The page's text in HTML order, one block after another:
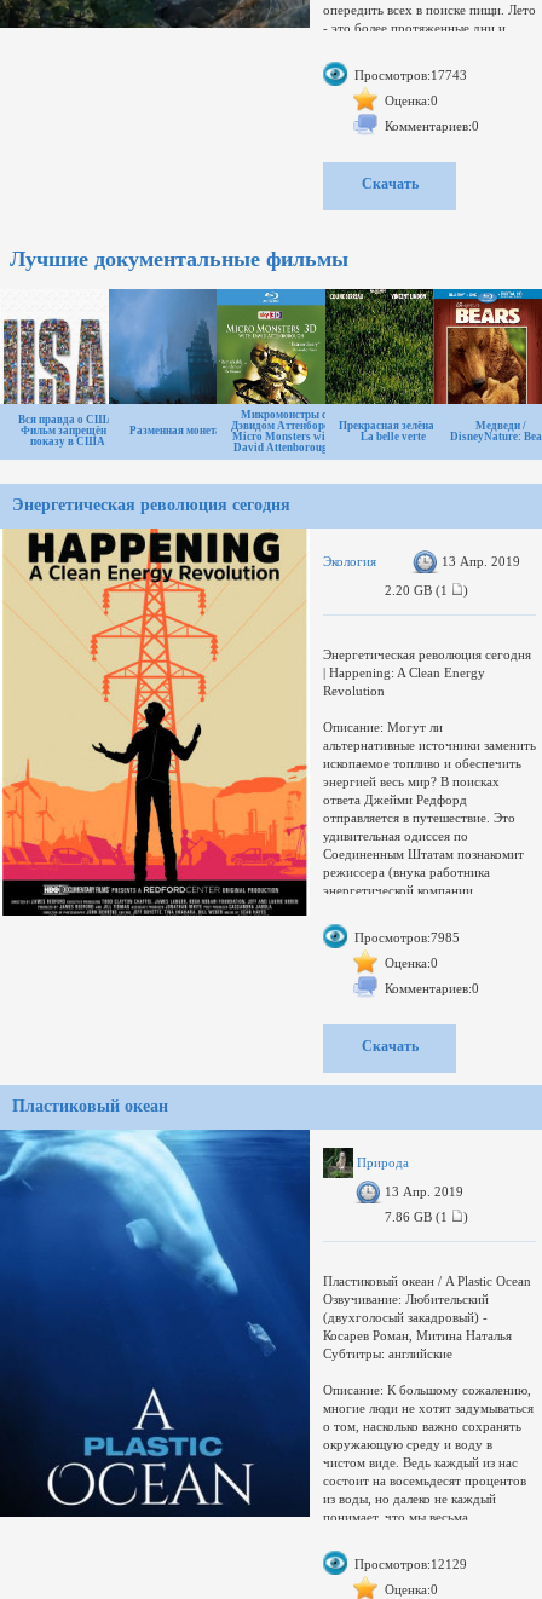
опередить всех в поиске пищи. Лето
- это более протяженные дни и
не всем так легко выжить под
палящим солнцем. Осень - это
период наибольших изменений, а
также последний шанс для
разведения и выращивания
волшебное, но и трудное время,
когда животные ищут любые
https://yadi.sk/i/hX9PPuEt3ZGqqiТип
Просмотров:17743
Оценка:0
Комментариев:0
Скачать
Лучшие документальные фильмы
Вся правда о США.
Фильм запрещён к
показу в США
Разменная монета
Микромонстры с
Дэвидом Аттенборо /
Micro Monsters with
David Attenborough
Прекрасная зелёная /
La belle verte
Медведи /
DisneyNature:
Энергетическая революция сегодня
Экология
13 Апр. 2019
2.20 GB (1
)
Энергетическая революция сегодня
| Happening: A Clean Energy
Revolution
Описание: Могут ли
альтернативные источники заменить
ископаемое топливо и обеспечить
энергией весь мир? В поисках
ответа Джейми Редфорд
отправляется в путешествие. Это
удивительная одиссея по
Соединенным Штатам познакомит
режиссера (внука работника
энергетической компании
Редфорда, известного актера,
защитника окружающей среды) и
нас с предпринимателями,
общественными деятелями и
обычными гражданами, которые
энергетических решений. Несмотря
на часто не самые благоприятные
создавать новые рабочие места, при
этом неплохо зарабатывать и делать
жизнь американцев здоровее.
Документальный фильм
реалистично и доступно, на
примерах объясняет новаторские
светлое будущее.
Контейнер:
Просмотров:7985
Оценка:0
Комментариев:0
Скачать
Пластиковый океан
Природа
13 Апр. 2019
7.86 GB (1
)
Пластиковый океан / A Plastic Ocean
Озвучивание: Любительский
(двухголосый закадровый) -
Косарев Роман, Митина Наталья
Субтитры: английские
Описание: К большому сожалению,
многие люди не хотят задумываться
о том, насколько важно сохранять
окружающую среду и воду в
чистом виде. Ведь каждый из нас
состоит на восемьдесят процентов
из воды, но далеко не каждый
понимает, что мы весьма
экосистему планеты, засоряя водные
просторы.Журналист по имени
Крейг Лисон в фильме
Просмотров:12129
Оценка:0